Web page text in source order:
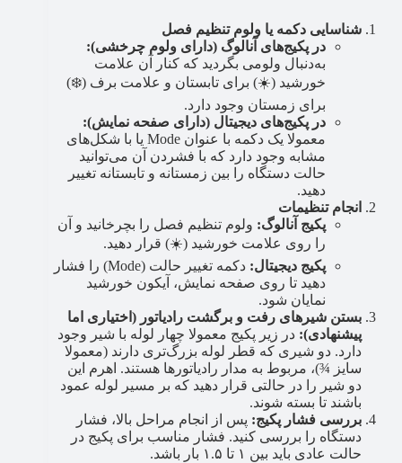
شناسایی دکمه یا ولوم تنظیم فصل
در پکیج‌های آنالوگ (دارای ولوم چرخشی):
به‌دنبال ولومی بگردید که کنار آن علامت
خورشید (☀️) برای تابستان و علامت برف (❄️)
برای زمستان وجود دارد.
در پکیج‌های دیجیتال (دارای صفحه نمایش):
معمولا یک دکمه با عنوان Mode یا با شکل‌های
مشابه وجود دارد که با فشردن آن می‌توانید
حالت دستگاه را بین زمستانه و تابستانه تغییر
دهید.
انجام تنظیمات
پکیج آنالوگ: ولوم تنظیم فصل را بچرخانید و آن
را روی علامت خورشید (☀️) قرار دهید.
پکیج دیجیتال:
دکمه تغییر حالت (Mode) را فشار
دهید تا روی صفحه نمایش، آیکون خورشید
نمایان شود.
بستن شیرهای رفت و برگشت رادیاتور (اختیاری اما
پیشنهادی): در زیر پکیج معمولا چهار لوله با شیر وجود
دارد. دو شیری که قطر لوله بزرگ‌تری دارند (معمولا
سایز ¾)، مربوط به مدار رادیاتورها هستند. اهرم این
دو شیر را در حالتی قرار دهید که بر مسیر لوله عمود
باشند تا بسته شوند.
بررسی فشار پکیج: پس از انجام مراحل بالا، فشار
دستگاه را بررسی کنید. فشار مناسب برای پکیج در
حالت عادی باید بین ۱ تا ۱.۵ بار باشد.